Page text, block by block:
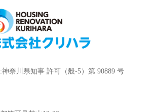
奈川県知事 許可（般-5）第 90889 号